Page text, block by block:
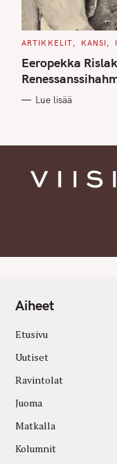
C
T
E
G
O
I
ARTIKKELIT KANSI
Eeropekka
Lue lisää
Aiheet
Etusivu
Uutiset
Ravintolat
Juoma
Matkalla
Kolumnit